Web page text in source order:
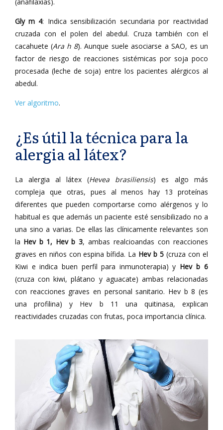
Gly m 4: Indica sensibilización secundaria por reactividad
cruzada con el polen del abedul. Cruza también con el
cacahuete (Ara h 8). Aunque suele asociarse a SAO, es un
factor de riesgo de reacciones sistémicas por soja poco
procesada (leche de soja) entre los pacientes alérgicos al
abedul.
Ver algoritmo.
¿Es útil la técnica para la
alergia al látex?
La alergia al látex (Hevea brasiliensis) es algo más
compleja que otras, pues al menos hay 13 proteínas
diferentes que pueden comportarse como alérgenos y lo
habitual es que además un paciente esté sensibilizado no a
una sino a varias. De ellas las clínicamente relevantes son
la Hev b 1, Hev b 3, ambas realcioandas con reacciones
graves en niños con espina bífida. La Hev b 5 (cruza con el
Kiwi e indica buen perfil para inmunoterapia) y Hev b 6
(cruza con kiwi, plátano y aguacate) ambas relacionadas
con reacciones graves en personal sanitario. Hev b 8 (es
una profilina) y Hev b 11 una quitinasa, explican
reactividades cruzadas con frutas, poca importancia clínica.